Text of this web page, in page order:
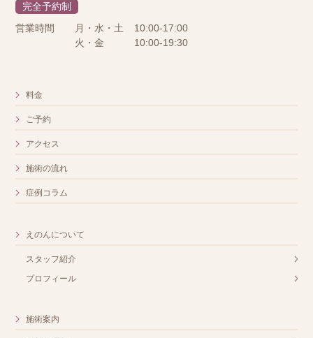
完全予約制
営業時間
月・水・土
10:00-17:00
火・金
10:00-19:30
料金
ご予約
アクセス
施術の流れ
症例コラム
えのんについて
スタッフ紹介
プロフィール
施術案内